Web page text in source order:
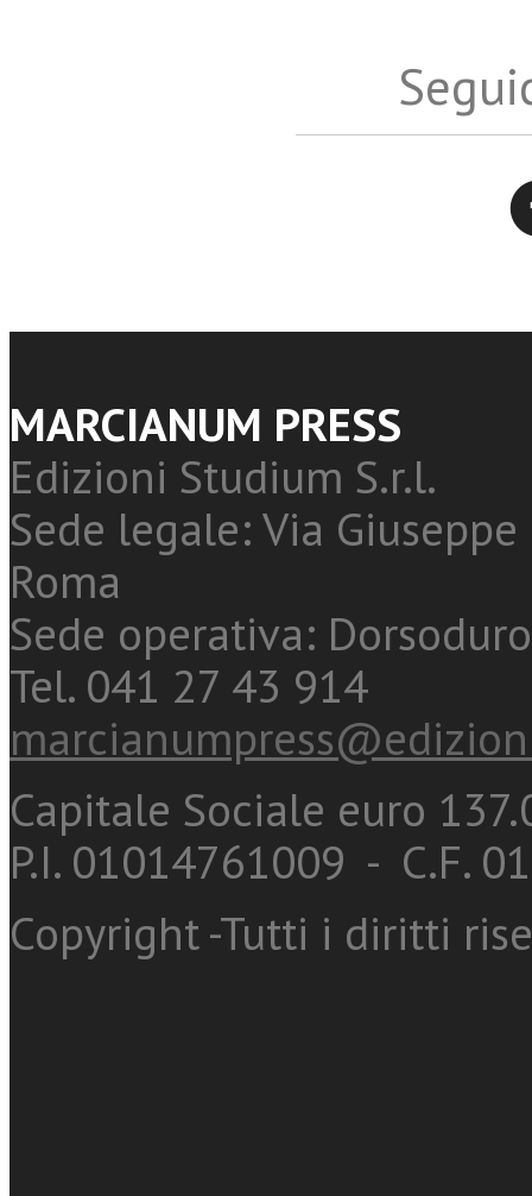
MARCIANUM PRESS
Edizioni Studium S.r.l.
Sede legale: Via
Roma
Sede operativa:
Tel. 041 27 43 914
Capitale Sociale euro
P.I. 01014761009 - C.F.
Copyright -Tutti i diritti